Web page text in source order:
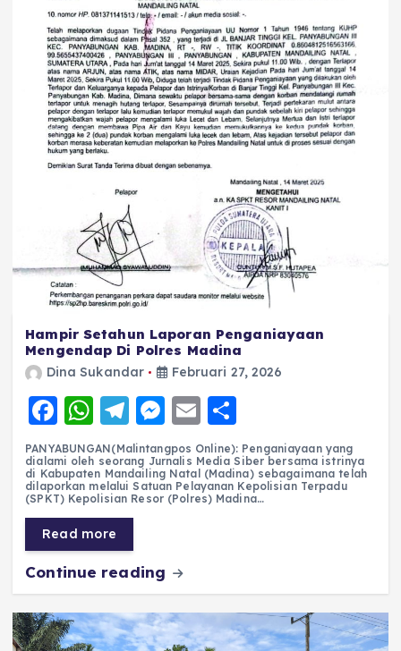
Hampir Setahun Laporan Penganiayaan
Mengendap Di Polres Madina
Dina Sukandar Februari 27, 2026
F
a
c
e
b
o
o
k
W
h
a
ts
A
p
p
T
el
e
g
r
a
m
M
e
ss
e
er
E
m
ai
l
h
a
re
PANYABUNGAN(Malintangpos Online): Penganiayaan yang
dialami oleh seorang Jurnalis Media Siber bersama istrinya
di Kabupaten Mandailing Natal (Madina) sebagaimana telah
dilaporkan melalui Satuan Pelayanan Kepolisian Terpadu
(SPKT) Kepolisian Resor (Polres) Madina…
Read more
Continue reading